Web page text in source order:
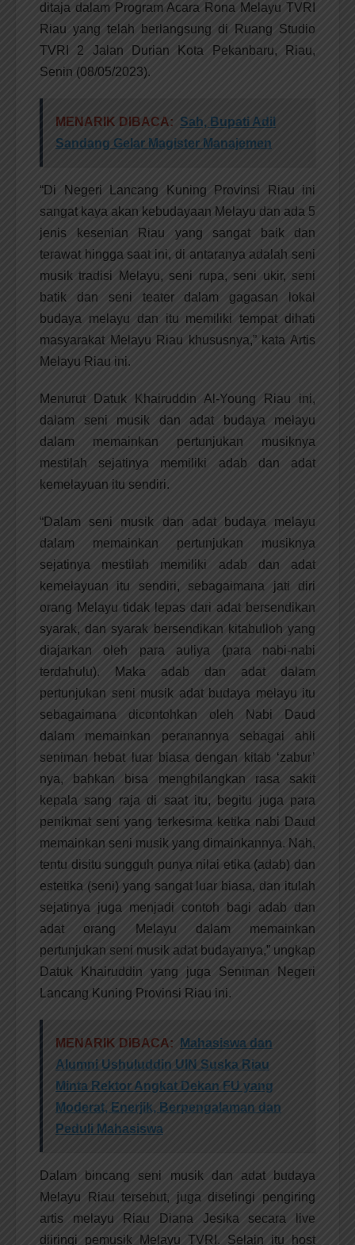
ditaja dalam Program Acara Rona Melayu TVRI
Riau yang telah berlangsung di Ruang Studio
TVRI 2 Jalan Durian Kota Pekanbaru, Riau,
Senin (08/05/2023).
MENARIK DIBACA: Sah, Bupati Adil
Sandang Gelar Magister Manajemen
“Di Negeri Lancang Kuning Provinsi Riau ini
sangat kaya akan kebudayaan Melayu dan ada 5
jenis kesenian Riau yang sangat baik dan
terawat hingga saat ini, di antaranya adalah seni
musik tradisi Melayu, seni rupa, seni ukir, seni
batik dan seni teater dalam gagasan lokal
budaya melayu dan itu memiliki tempat dihati
masyarakat Melayu Riau khususnya,” kata Artis
Melayu Riau ini.
Menurut Datuk Khairuddin Al-Young Riau ini,
dalam seni musik dan adat budaya melayu
dalam memainkan pertunjukan musiknya
mestilah sejatinya memiliki adab dan adat
kemelayuan itu sendiri.
“Dalam seni musik dan adat budaya melayu
dalam memainkan pertunjukan musiknya
sejatinya mestilah memiliki adab dan adat
kemelayuan itu sendiri, sebagaimana jati diri
orang Melayu tidak lepas dari adat bersendikan
syarak, dan syarak bersendikan kitabulloh yang
diajarkan oleh para auliya (para nabi-nabi
terdahulu). Maka adab dan adat dalam
pertunjukan seni musik adat budaya melayu itu
sebagaimana dicontohkan oleh Nabi Daud
dalam memainkan peranannya sebagai ahli
seniman hebat luar biasa dengan kitab ‘zabur’
nya, bahkan bisa menghilangkan rasa sakit
kepala sang raja di saat itu, begitu juga para
penikmat seni yang terkesima ketika nabi Daud
memainkan seni musik yang dimainkannya. Nah,
tentu disitu sungguh punya nilai etika (adab) dan
estetika (seni) yang sangat luar biasa, dan itulah
sejatinya juga menjadi contoh bagi adab dan
adat orang Melayu dalam memainkan
pertunjukan seni musik adat budayanya,” ungkap
Datuk Khairuddin yang juga Seniman Negeri
Lancang Kuning Provinsi Riau ini.
MENARIK DIBACA:
Mahasiswa dan
Alumni Ushuluddin UIN Suska Riau
Minta Rektor Angkat Dekan FU yang
Moderat, Enerjik, Berpengalaman dan
Peduli Mahasiswa
Dalam bincang seni musik dan adat budaya
Melayu Riau tersebut, juga diselingi pengiring
artis melayu Riau Diana Jesika secara live
diiringi pemusik Melayu TVRI. Selain itu host